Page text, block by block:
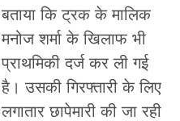
बताया कि ट्रक के मालिक
मनोज शर्मा के खिलाफ भी
प्राथमिकी दर्ज कर ली गई
है। उसकी गिरफ्तारी के लिए
लगातार छापेमारी की जा रही